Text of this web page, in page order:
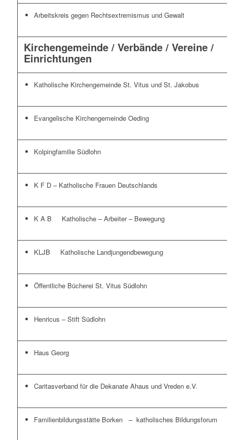
Arbeitskreis gegen Rechtsextremismus und Gewalt
Kirchengemeinde / Verbände / Vereine /
Einrichtungen
Katholische Kirchengemeinde St. Vitus und St. Jakobus
Evangelische Kirchengemeinde Oeding
Kolpingfamilie Südlohn
K F D – Katholische Frauen Deutschlands
K A B Katholische – Arbeiter – Bewegung
KLJB Katholische Landjungendbewegung
Öffentliche Bücherei St. Vitus Südlohn
Henricus – Stift Südlohn
Haus Georg
Caritasverband für die Dekanate Ahaus und Vreden e.V.
Familienbildungsstätte Borken – katholisches Bildungsforum